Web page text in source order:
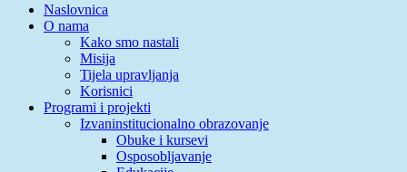
Naslovnica
O nama
Kako smo nastali
Misija
Tijela upravljanja
Korisnici
Programi i projekti
Izvaninstitucionalno obrazovanje
Obuke i kursevi
Osposobljavanje